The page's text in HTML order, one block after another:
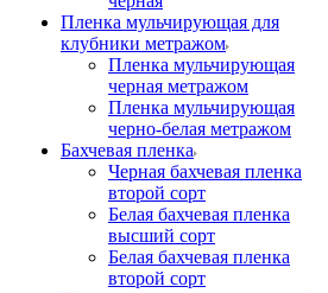
Пленка мульчирующая для
клубники метражом
Пленка мульчирующая
черная метражом
Пленка мульчирующая
черно-белая метражом
Бахчевая пленка
Черная бахчевая пленка
второй сорт
Белая бахчевая пленка
высший сорт
Белая бахчевая пленка
второй сорт